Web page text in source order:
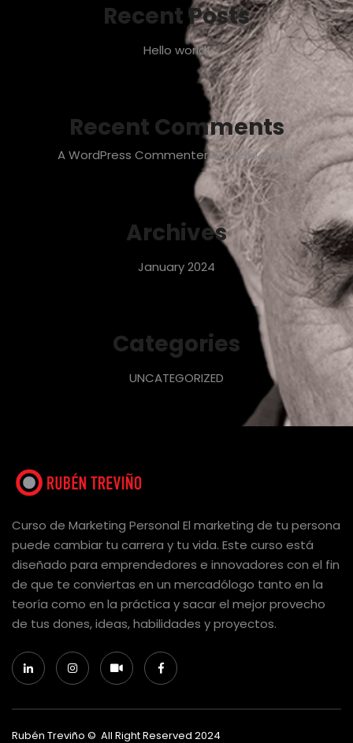
Recent Posts
Hello world!
Recent Comments
A WordPress CommenteronHello world!
Archives
January 2024
Categories
UNCATEGORIZED
Curso de Marketing Personal El marketing de tu persona
puede cambiar tu carrera y tu vida. Este curso está
diseñado para emprendedores e innovadores con el fin
de que te conviertas en un mercadólogo tanto en la
teoría como en la práctica y sacar el mejor provecho
de tus dones, ideas, habilidades y proyectos.
Rubén Treviño © All Right Reserved 2024